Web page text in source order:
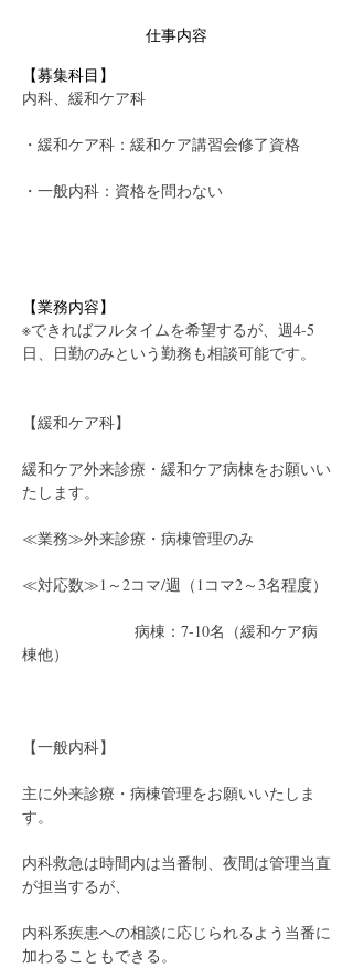
仕事内容
【募集科目】
内科、緩和ケア科
・緩和ケア科：緩和ケア講習会修了資格
・一般内科：資格を問わない
【業務内容】
※できればフルタイムを希望するが、週4-5
日、日勤のみという勤務も相談可能です。
【緩和ケア科】
緩和ケア外来診療・緩和ケア病棟をお願いい
たします。
≪業務≫外来診療・病棟管理のみ
≪対応数≫1～2コマ/週（1コマ2～3名程度）
病棟：7-10名（緩和ケア病
棟他）
【一般内科】
主に外来診療・病棟管理をお願いいたしま
す。
内科救急は時間内は当番制、夜間は管理当直
が担当するが、
内科系疾患への相談に応じられるよう当番に
加わることもできる。